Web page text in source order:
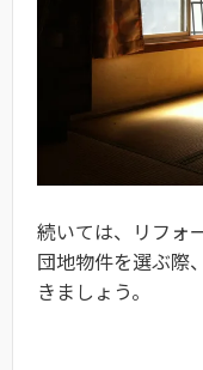
続いては、リフォ
団地物件を選ぶ際
きましょう。